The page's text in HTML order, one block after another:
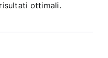
ottimali.